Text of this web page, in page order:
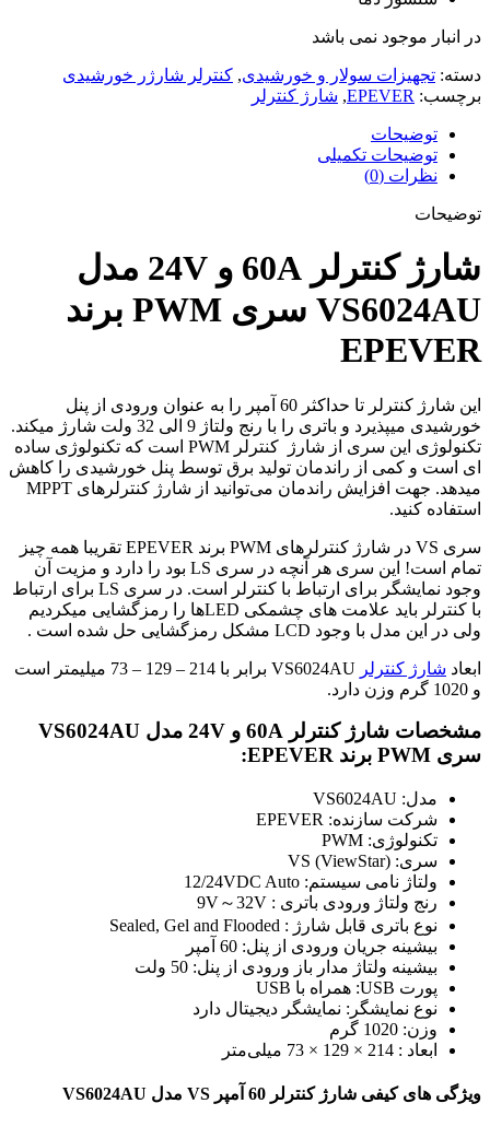
در انبار موجود نمی باشد
دسته: تجهیزات سولار و خورشیدی, کنترلر شارژر خورشیدی
برچسب: EPEVER
, شارژ کنترلر
توضیحات
توضیحات تکمیلی
نظرات (0)
توضیحات
شارژ کنترلر 60A و 24V مدل
VS6024AU سری PWM برند
EPEVER
این شارژ کنترلر تا حداکثر 60 آمپر را به عنوان ورودی از پنل
خورشیدی میپذیرد و باتری را با رنج ولتاژ 9 الی 32 ولت شارژ میکند.
تکنولوژی این سری از شارژ کنترلر PWM است که تکنولوژی ساده
ای است و کمی از راندمان تولید برق توسط پنل خورشیدی را کاهش
میدهد. جهت افزایش راندمان می‌توانید از شارژ کنترلرهای MPPT
استفاده کنید.
سری VS در شارژ کنترلرهای PWM برند EPEVER تقریبا همه چیز
تمام است! این سری هر آنچه در سری LS بود را دارد و مزیت آن
وجود نمایشگر برای ارتباط با کنترلر است. در سری LS برای ارتباط
با کنترلر باید علامت های چشمکی LEDها را رمزگشایی میکردیم
ولی در این مدل با وجود LCD مشکل رمزگشایی حل شده است .
ابعاد شارژ کنترلر
VS6024AU برابر با 214 – 129 – 73 میلیمتر است
و 1020 گرم وزن دارد.
مشخصات شارژ کنترلر 60A و 24V مدل VS6024AU
سری PWM برند EPEVER:
مدل: VS6024AU
شرکت سازنده: EPEVER
تکنولوژی: PWM
سری: VS (ViewStar)
ولتاژ نامی سیستم: 12/24VDC Auto
رنج ولتاژ ورودی باتری : 9V～32V
نوع باتری قابل شارژ : Sealed, Gel and Flooded
بیشینه جریان ورودی از پنل: 60 آمپر
بیشینه ولتاژ مدار باز ورودی از پنل: 50 ولت
پورت USB: همراه با USB
نوع نمایشگر: نمایشگر دیجیتال دارد
وزن: 1020 گرم
ابعاد : 214 × 129 × 73 میلی‌متر
ویژگی های کیفی شارژ کنترلر 60 آمپر VS مدل VS6024AU